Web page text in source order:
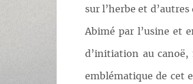
sur l’herbe et
Abimé par l’usine et
d’initiation au
emblématique de cet